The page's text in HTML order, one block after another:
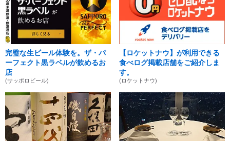
完璧な生ビール体験を。ザ・パ
ーフェクト黒ラベルが飲めるお
店
(サッポロビール)
【ロケットナウ】が利用できる
食べログ掲載店舗をご紹介しま
す。
(ロケットナウ)